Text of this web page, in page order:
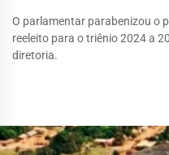
O parlamentar parabenizou o
reeleito para o triênio 2024 a
diretoria.